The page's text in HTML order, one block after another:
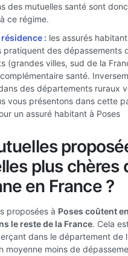
des mutuelles santé sont
ce régime.
: les assurés
pratiquent des dépassements
(grandes villes, sud de la
santé.
des départements ruraux
vous présentons dans cette
un assuré habitant à Poses
plus chères
en France ?
proposées à Poses coûtent
le reste de la France. Cela
dans le département de
moyenne moins de